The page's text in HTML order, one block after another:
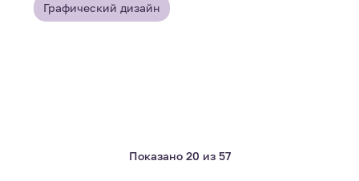
Графический дизайн
Показано 20 из 57